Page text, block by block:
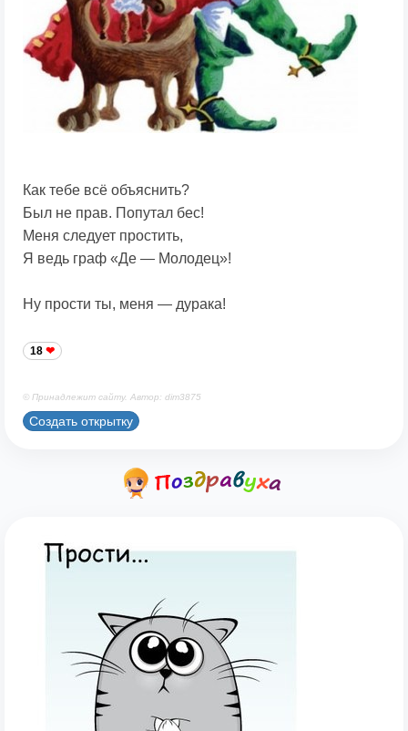
Как тебе всё объяснить?
Был не прав. Попутал бес!
Меня следует простить,
Я ведь граф «Де — Молодец»!
Ну прости ты, меня — дурака!
18
© Принадлежит сайту. Автор: dim3875
Создать открытку